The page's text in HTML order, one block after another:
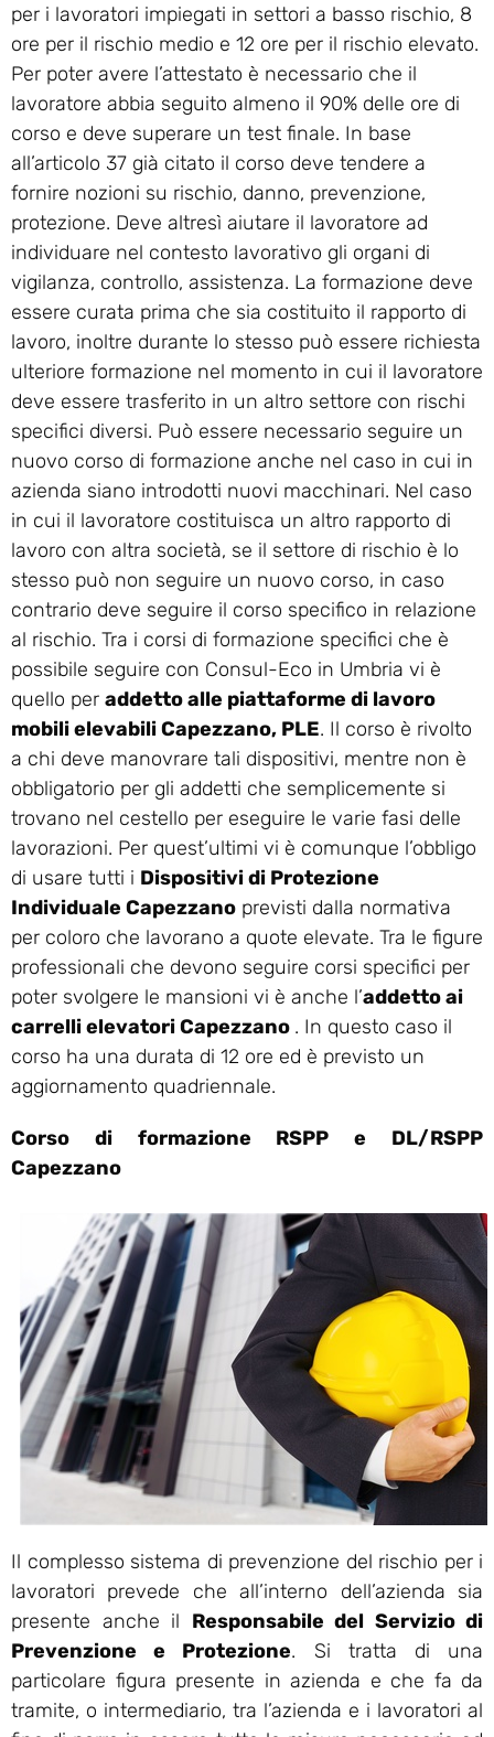
per i lavoratori impiegati in settori a basso rischio, 8
ore per il rischio medio e 12 ore per il rischio elevato.
Per poter avere l’attestato è necessario che il
lavoratore abbia seguito almeno il 90% delle ore di
corso e deve superare un test finale. In base
all’articolo 37 già citato il corso deve tendere a
fornire nozioni su rischio, danno, prevenzione,
protezione. Deve altresì aiutare il lavoratore ad
individuare nel contesto lavorativo gli organi di
vigilanza, controllo, assistenza. La formazione deve
essere curata prima che sia costituito il rapporto di
lavoro, inoltre durante lo stesso può essere richiesta
ulteriore formazione nel momento in cui il lavoratore
deve essere trasferito in un altro settore con rischi
specifici diversi. Può essere necessario seguire un
nuovo corso di formazione anche nel caso in cui in
azienda siano introdotti nuovi macchinari. Nel caso
in cui il lavoratore costituisca un altro rapporto di
lavoro con altra società, se il settore di rischio è lo
stesso può non seguire un nuovo corso, in caso
contrario deve seguire il corso specifico in relazione
al rischio. Tra i corsi di formazione specifici che è
possibile seguire con Consul-Eco in Umbria vi è
quello per addetto alle piattaforme di lavoro
mobili elevabili Capezzano, PLE. Il corso è rivolto
a chi deve manovrare tali dispositivi, mentre non è
obbligatorio per gli addetti che semplicemente si
trovano nel cestello per eseguire le varie fasi delle
lavorazioni. Per quest’ultimi vi è comunque l’obbligo
di usare tutti i Dispositivi di Protezione
Individuale Capezzano previsti dalla normativa
per coloro che lavorano a quote elevate. Tra le figure
professionali che devono seguire corsi specifici per
poter svolgere le mansioni vi è anche l’addetto ai
carrelli elevatori Capezzano . In questo caso il
corso ha una durata di 12 ore ed è previsto un
aggiornamento quadriennale.
Corso di formazione RSPP e DL/RSPP
Capezzano
Il complesso sistema di prevenzione del rischio per i
lavoratori prevede che all’interno dell’azienda sia
presente anche il Responsabile del Servizio di
Prevenzione e Protezione. Si tratta di una
particolare figura presente in azienda e che fa da
tramite, o intermediario, tra l’azienda e i lavoratori al